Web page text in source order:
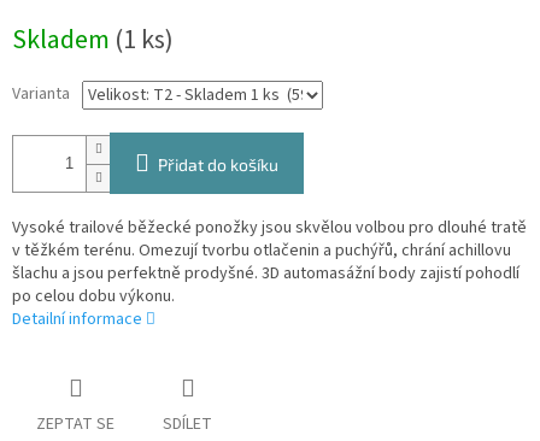
cena:
Skladem (1 ks)
Varianta
Přidat do košíku
Vysoké trailové běžecké ponožky jsou skvělou volbou pro dlouhé tratě
v těžkém terénu. Omezují tvorbu otlačenin a puchýřů, chrání achillovu
šlachu a jsou perfektně prodyšné. 3D automasážní body zajistí pohodlí
po celou dobu výkonu.
Detailní informace
ZEPTAT SE SDÍLET